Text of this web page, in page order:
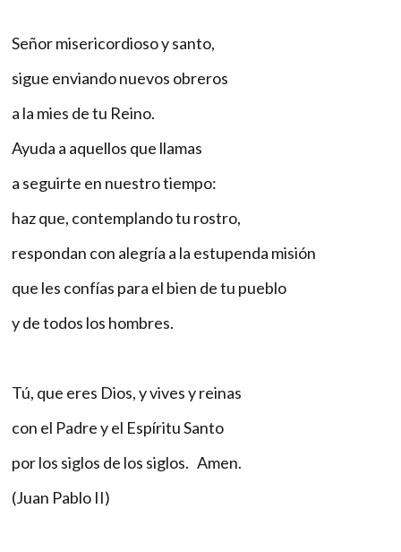
Señor misericordioso y santo,
sigue enviando nuevos obreros
a la mies de tu Reino.
Ayuda a aquellos que llamas
a seguirte en nuestro tiempo:
haz que, contemplando tu rostro,
respondan con alegría a la estupenda misión
que les confías para el bien de tu pueblo
y de todos los hombres.
Tú, que eres Dios, y vives y reinas
con el Padre y el Espíritu Santo
por los siglos de los siglos. Amen.
(Juan Pablo II)